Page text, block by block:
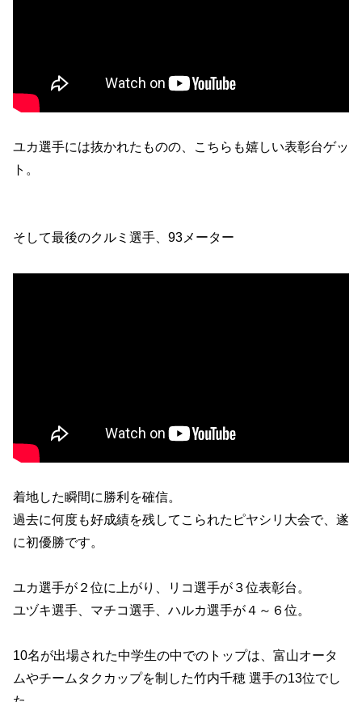
ユカ選手には抜かれたものの、こちらも嬉しい表彰台ゲッ
ト。
そして最後のクルミ選手、93メーター
着地した瞬間に勝利を確信。
過去に何度も好成績を残してこられたピヤシリ大会で、遂
に初優勝です。
ユカ選手が２位に上がり、リコ選手が３位表彰台。
ユヅキ選手、マチコ選手、ハルカ選手が４～６位。
10名が出場された中学生の中でのトップは、富山オータ
ムやチームタクカップを制した竹内千穂 選手の13位でし